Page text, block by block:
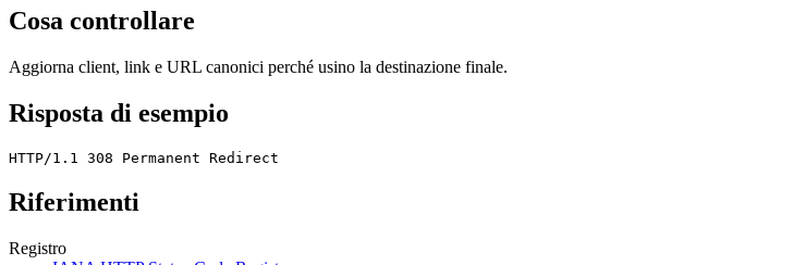
Cosa controllare
Aggiorna client, link e URL canonici perché usino la destinazione finale.
Risposta di esempio
HTTP/1.1 308 Permanent Redirect
Riferimenti
Registro